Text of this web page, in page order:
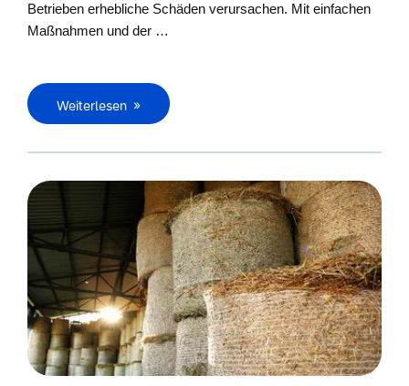
Betrieben erhebliche Schäden verursachen. Mit einfachen
Maßnahmen und der …
Weiterlesen